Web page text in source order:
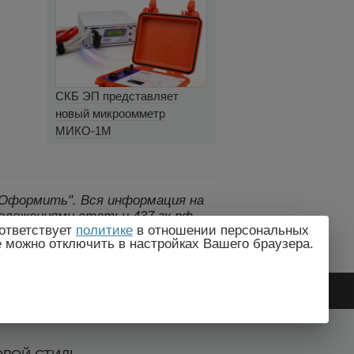
СКБ ЭП представляет
новый микроомметр
МИКО-1М
Вся информация на
статьи 437 гк рф.,
без предварительного
политике в отношении персональных
отключить в настройках Вашего браузера.